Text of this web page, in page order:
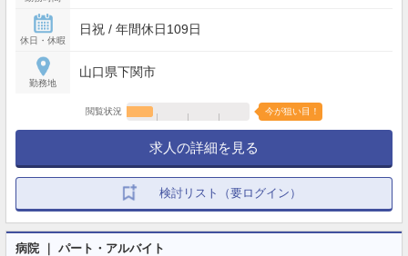
休日・休暇
日祝 / 年間休日109日
勤務地
山口県下関市
閲覧状況 今が狙い目！
求人の詳細を見る
検討リスト（要ログイン）
病院 ｜ パート・アルバイト